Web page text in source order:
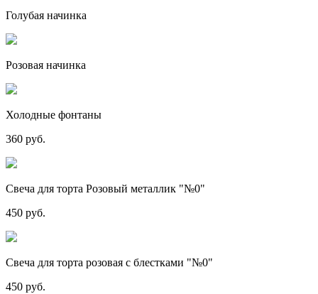
Голубая начинка
Розовая начинка
Холодные фонтаны
360 руб.
Свеча для торта Розовый металлик "№0"
450 руб.
Свеча для торта розовая с блестками "№0"
450 руб.